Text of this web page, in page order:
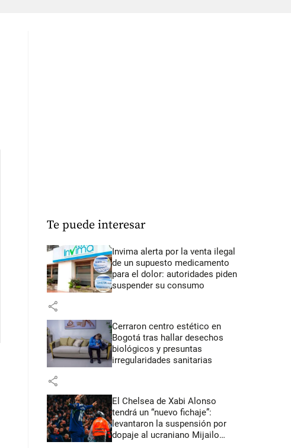
Te puede interesar
Invima alerta por la venta ilegal
de un supuesto medicamento
para el dolor: autoridades piden
suspender su consumo
share
Cerraron centro estético en
Bogotá tras hallar desechos
biológicos y presuntas
irregularidades sanitarias
share
El Chelsea de Xabi Alonso
tendrá un “nuevo fichaje”:
levantaron la suspensión por
dopaje al ucraniano Mijailo